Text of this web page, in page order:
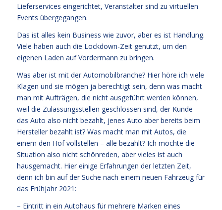
Lieferservices eingerichtet, Veranstalter sind zu virtuellen
Events übergegangen.
Das ist alles kein Business wie zuvor, aber es ist Handlung.
Viele haben auch die Lockdown-Zeit genutzt, um den
eigenen Laden auf Vordermann zu bringen.
Was aber ist mit der Automobilbranche? Hier höre ich viele
Klagen und sie mögen ja berechtigt sein, denn was macht
man mit Aufträgen, die nicht ausgeführt werden können,
weil die Zulassungsstellen geschlossen sind, der Kunde
das Auto also nicht bezahlt, jenes Auto aber bereits beim
Hersteller bezahlt ist? Was macht man mit Autos, die
einem den Hof vollstellen – alle bezahlt? Ich möchte die
Situation also nicht schönreden, aber vieles ist auch
hausgemacht. Hier einige Erfahrungen der letzten Zeit,
denn ich bin auf der Suche nach einem neuen Fahrzeug für
das Frühjahr 2021:
– Eintritt in ein Autohaus für mehrere Marken eines